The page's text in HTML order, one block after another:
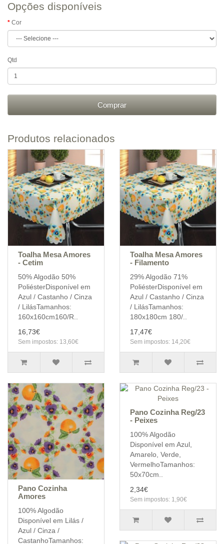
Opções disponíveis
Cor
Qtd
Comprar
Produtos relacionados
Toalha Mesa Amores
- Cetim
50% Algodão 50%
PoliésterDisponível em
Azul / Castanho / Cinza
/ LilásTamanhos:
160x160cm160/R..
16,73€
Sem impostos: 13,60€
Toalha Mesa Amores
- Filamento
29% Algodão 71%
PoliésterDisponível em
Azul / Castanho / Cinza
/ LilásTamanhos:
180x180cm 180/..
17,47€
Sem impostos: 14,20€
Pano Cozinha
Amores
100% Algodão
Disponível em Lilás /
Azul / Cinza /
CastanhoTamanhos:
Pano Cozinha Reg/23
- Peixes
100% Algodão
Disponível em Azul,
Amarelo, Verde,
VermelhoTamanhos:
50x70cm..
2,34€
Sem impostos: 1,90€